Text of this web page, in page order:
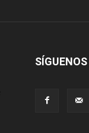
SÍGUENOS